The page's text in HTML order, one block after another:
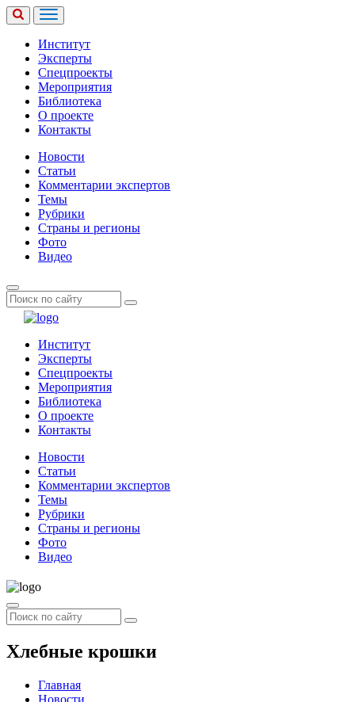
Институт
Эксперты
Спецпроекты
Мероприятия
Библиотека
О проекте
Контакты
Новости
Статьи
Комментарии экспертов
Темы
Рубрики
Страны и регионы
Фото
Видео
Институт
Эксперты
Спецпроекты
Мероприятия
Библиотека
О проекте
Контакты
Новости
Статьи
Комментарии экспертов
Темы
Рубрики
Страны и регионы
Фото
Видео
Хлебные крошки
Главная
Новости